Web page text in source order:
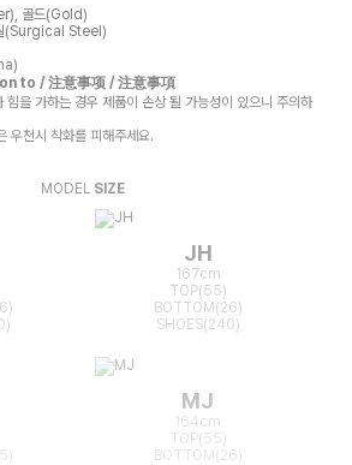
골드(Gold)
(Surgical Steel)
to / 注意事项 / 注意事項
힘을 가하는 경우 제품이 손상 될 가능성이 있으니 주의하
우천시 착화를 피해주세요.
MODEL SIZE
JH
167cm
TOP(55)
BOTTOM(26)
SHOES(240)
MJ
164cm
TOP(55)
BOTTOM(26)